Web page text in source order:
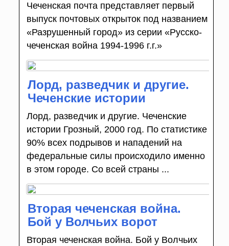
Чеченская почта представляет первый
выпуск почтовых открыток под названием
«Разрушенный город» из серии «Русско-
чеченская война 1994-1996 г.г.»
Лорд, разведчик и другие.
Чеченские истории
Лорд, разведчик и другие. Чеченские
истории Грозный, 2000 год. По статистике
90% всех подрывов и нападений на
федеральные силы происходило именно
в этом городе. Со всей страны ...
Вторая чеченская война.
Бой у Волчьих ворот
Вторая чеченская война. Бой у Волчьих